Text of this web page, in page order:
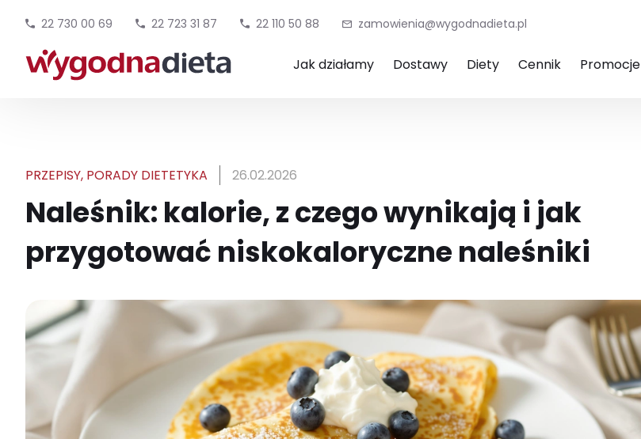
22 730 00 69 22 723 31 87 22 110 50 88 zamowienia@wygodnadieta.pl
Jak działamy Dostawy Diety Cennik Promocje
PRZEPISY, PORADY DIETETYKA 26.02.2026
Naleśnik: kalorie, z czego wynikają i jak
przygotować niskokaloryczne naleśniki